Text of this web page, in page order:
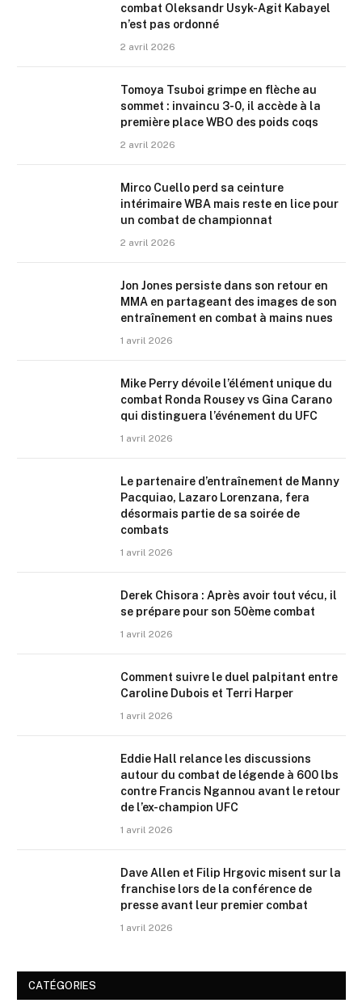
combat Oleksandr Usyk-Agit Kabayel
n’est pas ordonné
2 avril 2026
Tomoya Tsuboi grimpe en flèche au
sommet : invaincu 3-0, il accède à la
première place WBO des poids coqs
2 avril 2026
Mirco Cuello perd sa ceinture
intérimaire WBA mais reste en lice pour
un combat de championnat
2 avril 2026
Jon Jones persiste dans son retour en
MMA en partageant des images de son
entraînement en combat à mains nues
1 avril 2026
Mike Perry dévoile l’élément unique du
combat Ronda Rousey vs Gina Carano
qui distinguera l’événement du UFC
1 avril 2026
Le partenaire d’entraînement de Manny
Pacquiao, Lazaro Lorenzana, fera
désormais partie de sa soirée de
combats
1 avril 2026
Derek Chisora : Après avoir tout vécu, il
se prépare pour son 50ème combat
1 avril 2026
Comment suivre le duel palpitant entre
Caroline Dubois et Terri Harper
1 avril 2026
Eddie Hall relance les discussions
autour du combat de légende à 600 lbs
contre Francis Ngannou avant le retour
de l’ex-champion UFC
1 avril 2026
Dave Allen et Filip Hrgovic misent sur la
franchise lors de la conférence de
presse avant leur premier combat
1 avril 2026
CATÉGORIES